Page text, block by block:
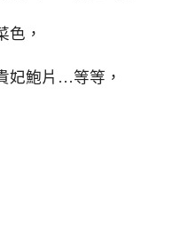
色，
妃鮑片…等等，